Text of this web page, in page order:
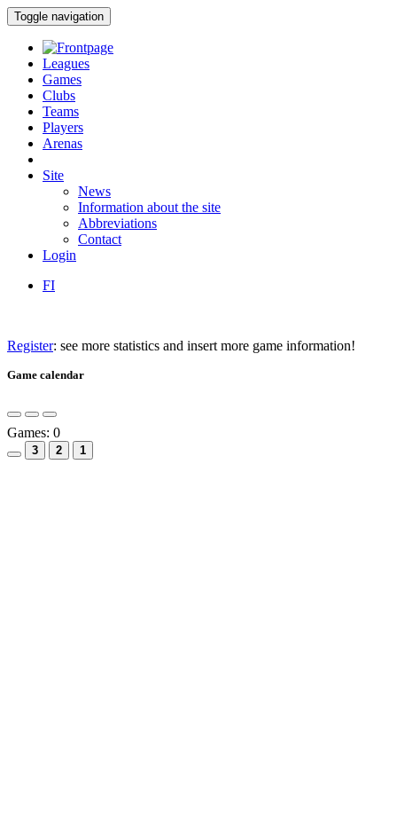
Toggle navigation
Leagues
Games
Clubs
Teams
Players
Arenas
Site
News
Information about the site
Abbreviations
Contact
Login
FI
Register: see more statistics and insert more game information!
Game calendar
Games: 0
3 2 1